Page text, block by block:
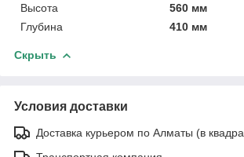
Высота
560 мм
Глубина
410 мм
Скрыть
Условия доставки
Доставка курьером по Алматы (в